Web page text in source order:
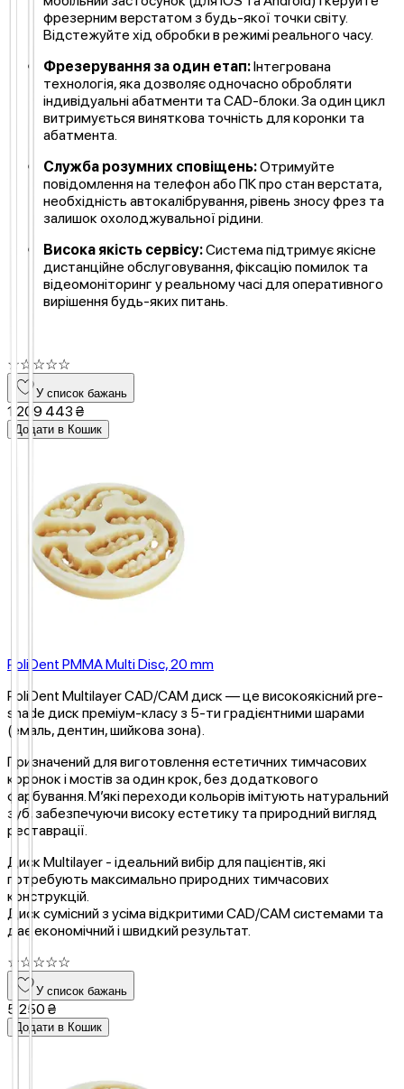
фрезерним верстатом з будь-якої точки світу.
Відстежуйте хід обробки в режимі реального часу.
Фрезерування за один етап:Інтегрована
технологія, яка дозволяє одночасно обробляти
індивідуальні абатменти та CAD-блоки. За один цикл
витримується виняткова точність для коронки та
абатмента.
Служба розумних сповіщень:Отримуйте
повідомлення на телефон або ПК про стан верстата,
необхідність автокалібрування, рівень зносу фрез та
залишок охолоджувальної рідини.
Висока якість сервісу:Система підтримує якісне
дистанційне обслуговування, фіксацію помилок та
відеомоніторинг у реальному часі для оперативного
вирішення будь-яких питань.
☆☆ ☆☆☆
У список бажань
1 209 443 ₴
Додати в Кошик
PoliDent PMMA Multi Disc, 20 mm
PoliDent Multilayer CAD/CAM диск — це високоякісний pre-
shade диск преміум-класу з 5-ти градієнтними шарами
(емаль, дентин, шийкова зона).
Призначений для виготовлення естетичних тимчасових
коронок і мостів за один крок, без додаткового
фарбування. М’які переходи кольорів імітують натуральний
зуб, забезпечуючи високу естетику та природний вигляд
реставрації.
Диск Multilayer - ідеальний вибір для пацієнтів, які
потребують максимально природних тимчасових
конструкцій.
Диск сумісний з усіма відкритими CAD/CAM системами та
дає економічний і швидкий результат.
☆☆ ☆☆☆
У список бажань
5 250 ₴
Додати в Кошик